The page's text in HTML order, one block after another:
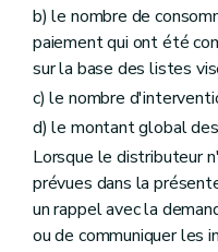
b) le nombre de
paiement qui ont été
sur la base des listes
c) le nombre
d) le montant global
Lorsque le distributeur
prévues dans la
un rappel avec la
ou de communiquer les